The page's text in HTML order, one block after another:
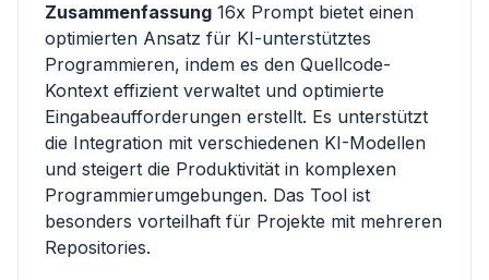
Zusammenfassung 16x Prompt bietet einen
optimierten Ansatz für KI-unterstütztes
Programmieren, indem es den Quellcode-
Kontext effizient verwaltet und optimierte
Eingabeaufforderungen erstellt. Es unterstützt
die Integration mit verschiedenen KI-Modellen
und steigert die Produktivität in komplexen
Programmierumgebungen. Das Tool ist
besonders vorteilhaft für Projekte mit mehreren
Repositories.